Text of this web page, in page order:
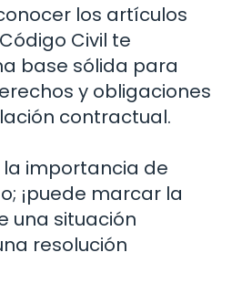
los artículos
Civil te
base sólida para
y obligaciones
contractual.
la importancia de
¡puede marcar la
una situación
resolución